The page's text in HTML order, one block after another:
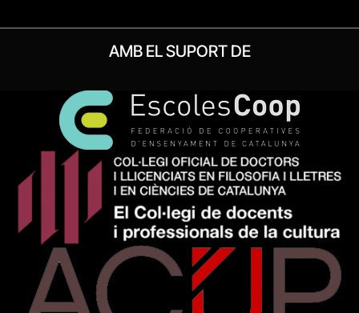
AMB EL SUPORT DE